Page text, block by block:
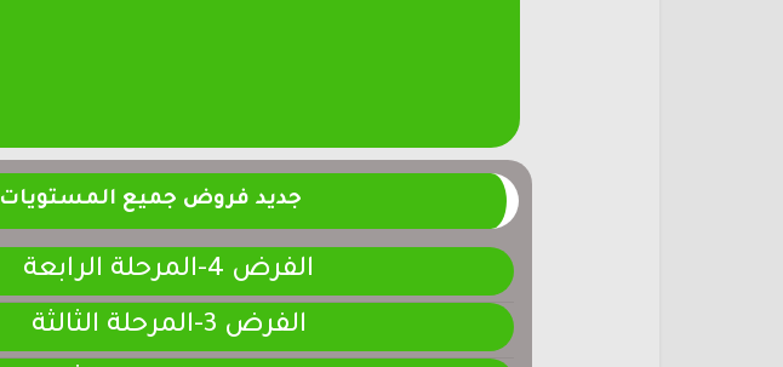
جديد فروض جميع المستويات
الفرض 4-المرحلة الرابعة
الفرض 3-المرحلة الثالثة